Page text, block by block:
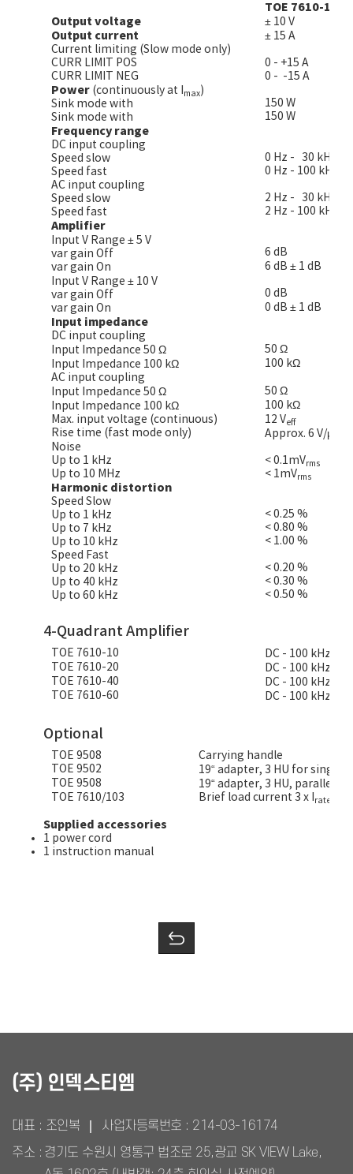
TOE 7610-10
Output voltage
Output current
Current limiting (Slow mode only)
CURR LIMIT POS
CURR LIMIT NEG
± 10 V
± 15 A
0 - +15 A
0 - -15 A
Power (continuously at I max)
Sink mode with
Sink mode with
150 W
150 W
Frequency range
DC input coupling
Speed slow
Speed fast
AC input coupling
Speed slow
Speed fast
0 Hz - 30 kHz
0 Hz - 100 kHz
2 Hz - 30 kHz
2 Hz - 100 kHz
Amplifier
Input V Range ± 5 V
var gain Off
var gain On
Input V Range ± 10 V
var gain Off
var gain On
6 dB
6 dB ± 1 dB
0 dB
0 dB ± 1 dB
Input impedance
DC input coupling
Input Impedance 50 Ω
Input Impedance 100 kΩ
AC input coupling
Input Impedance 50 Ω
Input Impedance 100 kΩ
50 Ω
100 kΩ
50 Ω
100 kΩ
Max. input voltage (continuous)
12 Veff
Rise time (fast mode only)
Approx. 6 V/μs
Noise
Up to 1 kHz
Up to 10 MHz
< 0.1mVrms
< 1mVrms
Harmonic distortion
Speed Slow
Up to 1 kHz
Up to 7 kHz
Up to 10 kHz
Speed Fast
Up to 20 kHz
Up to 40 kHz
Up to 60 kHz
< 0.25 %
< 0.80 %
< 1.00 %
< 0.20 %
< 0.30 %
< 0.50 %
4-Quadrant Amplifier
TOE 7610-10
DC - 100 kHz, ±
TOE 7610-20
DC - 100 kHz, ±
TOE 7610-40
DC - 100 kHz, ±
TOE 7610-60
DC - 100 kHz, ±
Optional
TOE 9508
Carrying handle
TOE 9502
19“ adapter, 3 HU for single
TOE 9508
19“ adapter, 3 HU, parallel
TOE 7610/103
Brief load current 3 x I rated
Supplied accessories
1 power cord
1 instruction manual
(주) 인덱스티엠
대표 : 조인복 사업자등록번호 : 214-03-16174
주소 : 경기도 수원시 영통구 법조로 25,광교 SK VIEW Lake,